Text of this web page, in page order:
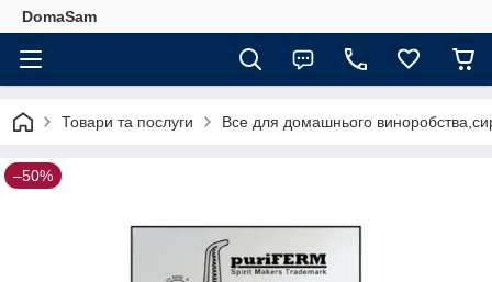
DomaSam
Товари та послуги Все для домашнього
–50%